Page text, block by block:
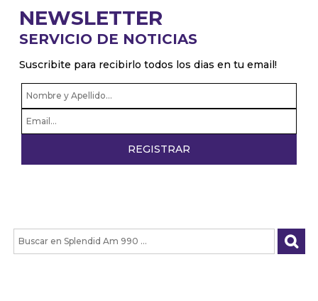
NEWSLETTER
SERVICIO DE NOTICIAS
Suscribite para recibirlo todos los dias en tu email!